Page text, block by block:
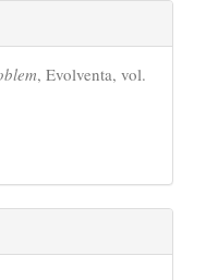
, Evolventa, vol.